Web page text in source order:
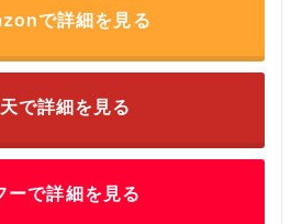
で詳細を見る
で詳細を見る
ーで詳細を見る